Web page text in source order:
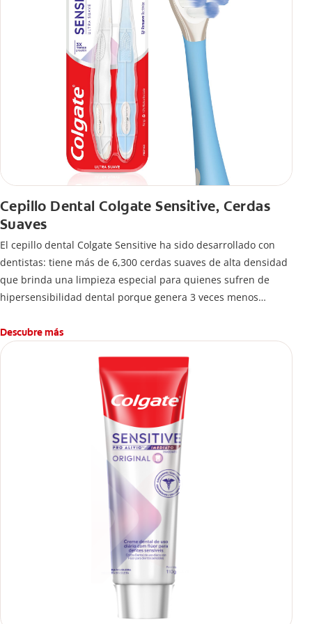
Cepillo Dental Colgate Sensitive, Cerdas
Suaves
El cepillo dental Colgate Sensitive ha sido desarrollado con
dentistas: tiene más de 6,300 cerdas suaves de alta densidad
que brinda una limpieza especial para quienes sufren de
hipersensibilidad dental porque genera 3 veces menos
Descubre más